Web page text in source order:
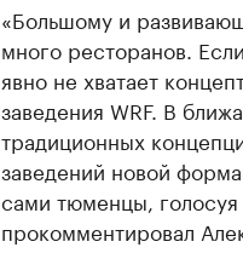
«Большому и
много ресторанов.
явно не хватает
заведения WRF. В
традиционных
заведений новой
сами тюменцы,
прокомментировал